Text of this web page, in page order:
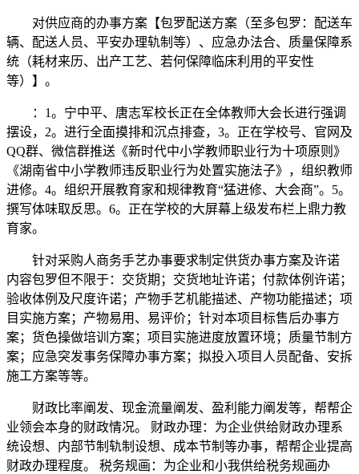
对供应商的办事方案【包罗配送方案（至多包罗：配送车
辆、配送人员、平安办理轨制等）、应急办法合、质量保障系
统（耗材来历、出产工艺、若何保障临床利用的平安性
等）】。
：1。宁中平、唐志军校长正在全体教师大会长进行强调
摆设，2。进行全面摸排和沉点排查，3。正在学校号、官网及
QQ群、微信群推送《新时代中小学教师职业行为十项原则》
《湖南省中小学教师违反职业行为处置实施法子》，组织教师
进修。4。组织开展教育家和规律教育“猛进修、大会商”。5。
撰写体味取反思。6。正在学校的大屏幕上级发布栏上鼎力教
育家。
针对采购人商务手艺办事要求制定供货办事方案及许诺
内容包罗但不限于：交货期；交货地址许诺；付款体例许诺；
验收体例及尺度许诺；产物手艺机能描述、产物功能描述；项
目实施方案；产物易用、易评价；针对本项目标售后办事方
案；货色操做培训方案；项目实施进度放置环境；质量节制方
案；应急突发事务保障办事方案；拟投入项目人员配备、安拆
施工方案等等。
财政比率阐发、现金流量阐发、盈利能力阐发等，帮帮企
业领会本身的财政情况。 财政办理：为企业供给财政办理系
统设想、内部节制轨制设想、成本节制等办事，帮帮企业提高
财政办理程度。 税务规画：为企业和小我供给税务规画办